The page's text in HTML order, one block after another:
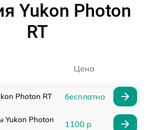
Yukon Photon
RT
Цена
Photon RT бесплатно
Yukon Photon
1100 р